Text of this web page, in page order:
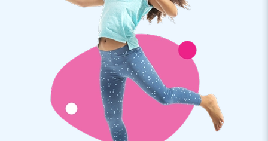
schoon te houden. Hierdoor lever jij met dit product jarenlang
optimaal presentatieplezier.
Koop deze leuke en makkelijk opblaasbare ijsco voor jouw
klanten en zorg direct voor zomerse sferen, waar ze ook
+15.000 klanten kozen ook voor JB’s producten
JB laat al meer dan 15 jaar mensen wereldwijd zicht